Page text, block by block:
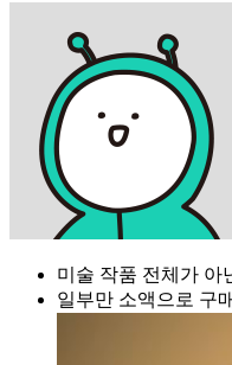
미술 작품 전체가 아
일부만 소액으로 구